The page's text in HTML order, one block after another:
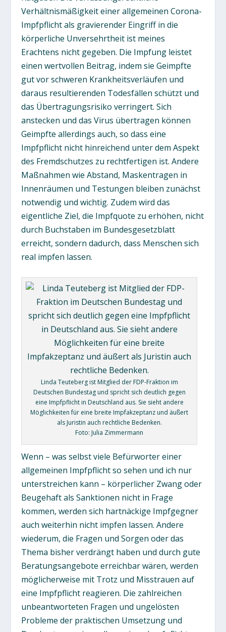
Verhältnismäßigkeit einer allgemeinen Corona-
Impfpflicht als gravierender Eingriff in die
körperliche Unversehrtheit ist meines
Erachtens nicht gegeben. Die Impfung leistet
einen wertvollen Beitrag, indem sie Geimpfte
gut vor schweren Krankheitsverläufen und
daraus resultierenden Todesfällen schützt und
das Übertragungsrisiko verringert. Sich
anstecken und das Virus übertragen können
Geimpfte allerdings auch, so dass eine
Impfpflicht nicht hinreichend unter dem Aspekt
des Fremdschutzes zu rechtfertigen ist. Andere
Maßnahmen wie Abstand, Maskentragen in
Innenräumen und Testungen bleiben zunächst
notwendig und wichtig. Zudem wird das
eigentliche Ziel, die Impfquote zu erhöhen, nicht
durch Buchstaben im Bundesgesetzblatt
erreicht, sondern dadurch, dass Menschen sich
real impfen lassen.
Linda Teuteberg ist Mitglied der FDP-Fraktion im
Deutschen Bundestag und spricht sich deutlich gegen
eine Impfpflicht in Deutschland aus. Sie sieht andere
Möglichkeiten für eine breite Impfakzeptanz und äußert
als Juristin auch rechtliche Bedenken.
Foto: Julia Zimmermann
Wenn – was selbst viele Befürworter einer
allgemeinen Impfpflicht so sehen und ich nur
unterstreichen kann – körperlicher Zwang oder
Beugehaft als Sanktionen nicht in Frage
kommen, werden sich hartnäckige Impfgegner
auch weiterhin nicht impfen lassen. Andere
wiederum, die Fragen und Sorgen oder das
Thema bisher verdrängt haben und durch gute
Beratungsangebote erreichbar wären, werden
möglicherweise mit Trotz und Misstrauen auf
eine Impfpflicht reagieren. Die zahlreichen
unbeantworteten Fragen und ungelösten
Probleme der praktischen Umsetzung und